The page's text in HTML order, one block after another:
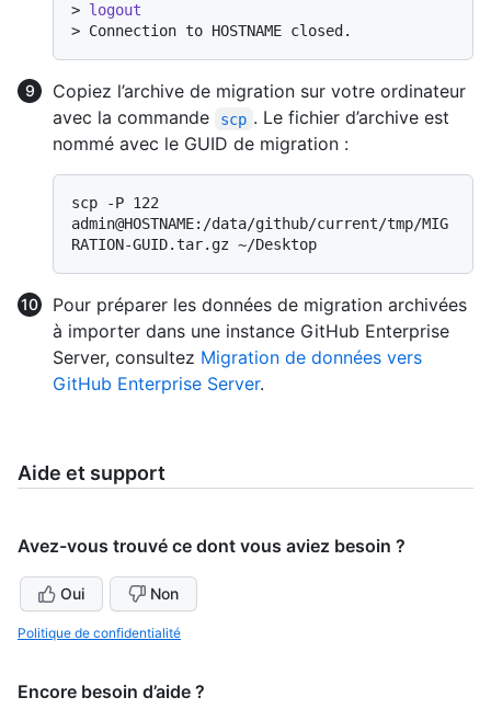
> logout
> Connection to HOSTNAME closed.
Copiez l’archive de migration sur votre ordinateur
avec la commande
scp . Le fichier d’archive est
nommé avec le GUID de migration :
scp -P 122
admin@HOSTNAME:/data/github/current/tmp/MIG
Pour préparer les données de migration archivées
à importer dans une instance GitHub Enterprise
Server, consultez Migration de données vers
GitHub Enterprise Server.
Aide et support
Avez-vous trouvé ce dont vous aviez besoin ?
Oui Non
Politique de confidentialité
Encore besoin d’aide ?